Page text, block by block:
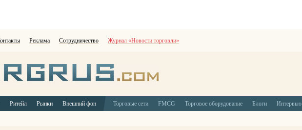
Реклама Сотрудничество Журнал «Новости торговли»
Ритейл Рынки Внешний фон Торговые сети FMCG Торговое оборудование Блоги Интервью